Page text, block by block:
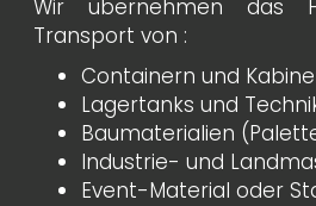
Wir übernehmen das
Transport von :
Containern und
Lagertanks und
Baumaterialien
Industrie- und
Event-Material oder